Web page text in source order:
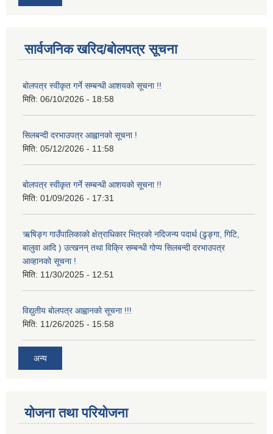
सार्वजनिक खरिद/बोलपत्र सूचना
बोलपत्र स्वीकृत गर्ने सम्बन्धी आशयको सूचना !!
मिति: 06/10/2026 - 18:58
सिलबन्दी दरभाउपत्र आह्वानको सूचना !
मिति: 05/12/2026 - 11:58
बोलपत्र स्वीकृत गर्ने सम्बन्धी आशयको सूचना !!
मिति: 01/09/2026 - 17:31
ऋषिङ्ग गाउँपालिकाको क्षेत्राधिकार भित्रको नदिजन्य पदार्थ (ढुङ्गा, गिटि,
बालुवा आदि ) उत्खनन् तथा विक्रि सम्बन्धी गोप्य सिलबन्दी दरभाउपत्र
आव्हानको सूचना !
मिति: 11/30/2025 - 12:51
विद्युतीय बोलपत्र आह्वानको सूचना !!!
मिति: 11/26/2025 - 15:58
अन्य
योजना तथा परियोजना